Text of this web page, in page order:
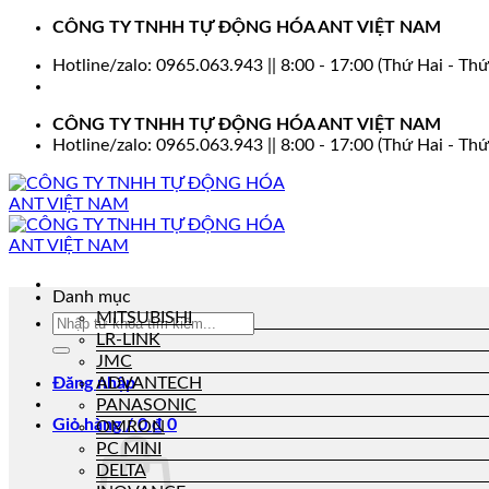
dung
CÔNG TY TNHH TỰ ĐỘNG HÓA ANT VIỆT NAM
Hotline/zalo: 0965.063.943 || 8:00 - 17:00 (Thứ Hai -
CÔNG TY TNHH TỰ ĐỘNG HÓA ANT VIỆT NAM
Hotline/zalo: 0965.063.943 || 8:00 - 17:00 (Thứ Hai -
Tìm
kiếm:
Đăng nhập
Giỏ hàng /0₫ 0
Danh mục
MITSUBISHI
LR-LINK
JMC
ADVANTECH
PANASONIC
OMRON
PC MINI
DELTA